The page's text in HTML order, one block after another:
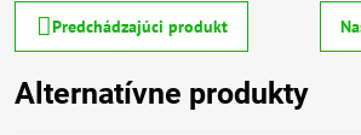
Predchádzajúci produkt
Alternatívne produkty